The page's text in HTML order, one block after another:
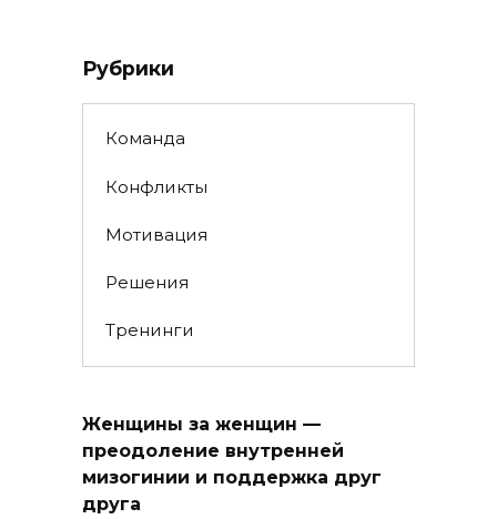
Рубрики
Команда
Конфликты
Мотивация
Решения
Тренинги
Женщины за женщин —
преодоление внутренней
мизогинии и поддержка друг
друга